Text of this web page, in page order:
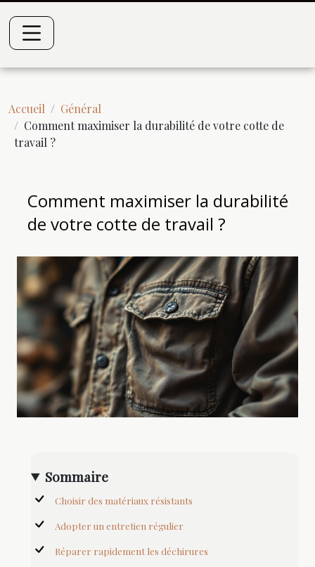
Accueil
Général
Comment maximiser la durabilité de votre cotte de
travail ?
Comment maximiser la durabilité
de votre cotte de travail ?
Sommaire
Choisir des matériaux résistants
Adopter un entretien régulier
Réparer rapidement les déchirures